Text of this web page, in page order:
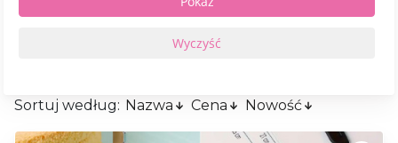
Sortuj według: Nazwa Cena Nowość